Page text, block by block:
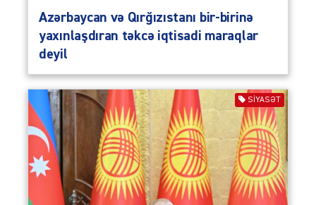
Azərbaycan və Qırğızıstanı bir-birinə
yaxınlaşdıran təkcə iqtisadi maraqlar
deyil
SIYASƏT